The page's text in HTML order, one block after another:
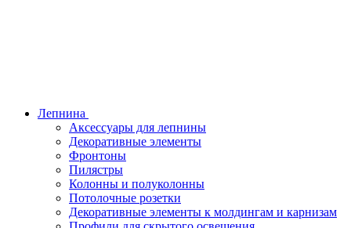
Лепнина
Аксессуары для лепнины
Декоративные элементы
Фронтоны
Пилястры
Колонны и полуколонны
Потолочные розетки
Декоративные элементы к молдингам и карнизам